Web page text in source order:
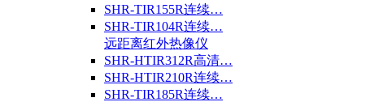
SHR-TIR155R连续…
SHR-TIR104R连续…
远距离红外热像仪
SHR-HTIR312R高清…
SHR-HTIR210R连续…
SHR-TIR185R连续…